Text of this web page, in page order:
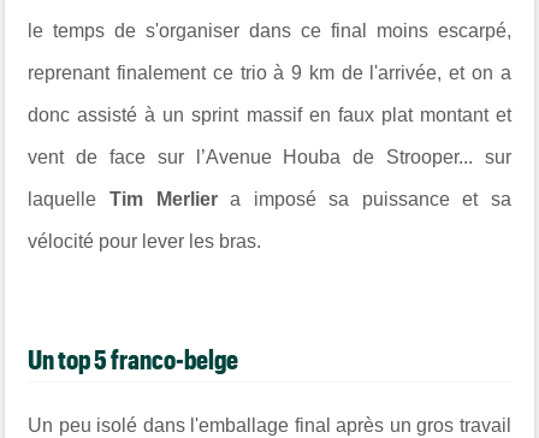
le temps de s'organiser dans cefinal moins escarpé,
reprenant finalement ce trio à 9 km de l'arrivée, et on a
donc assisté à un sprint massif en faux plat montantet
vent de face sur l’Avenue Houba de Strooper... sur
laquelle Tim Merliera imposé sa puissance et sa
vélocité pour lever les bras.
Un top 5 franco-belge
Un peu isolé dans l'emballage final après un gros travail